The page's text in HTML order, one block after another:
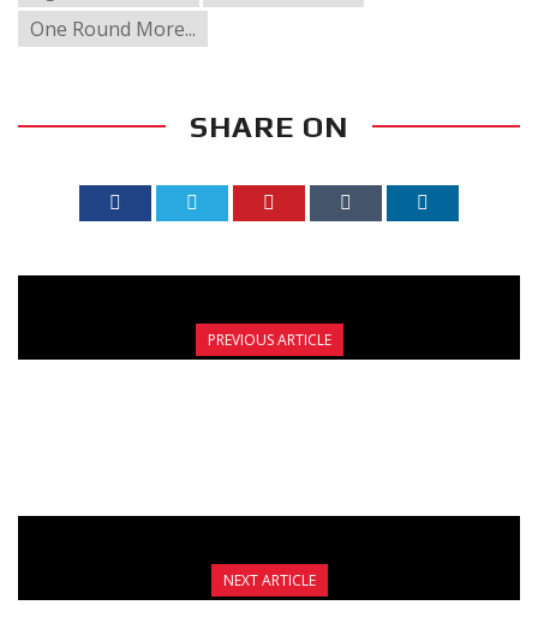
One Round More...
SHARE ON
PREVIOUS ARTICLE
NEXT ARTICLE